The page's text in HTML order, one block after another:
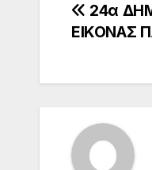
24α
ΕΙΚΟΝΑΣ